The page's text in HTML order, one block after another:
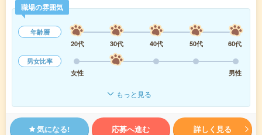
職場の雰囲気
年齢層
20代
30代 40代 50代
60代
男女比率
女性
男性
もっと見る
気になる! 応募へ進む 詳しく見る